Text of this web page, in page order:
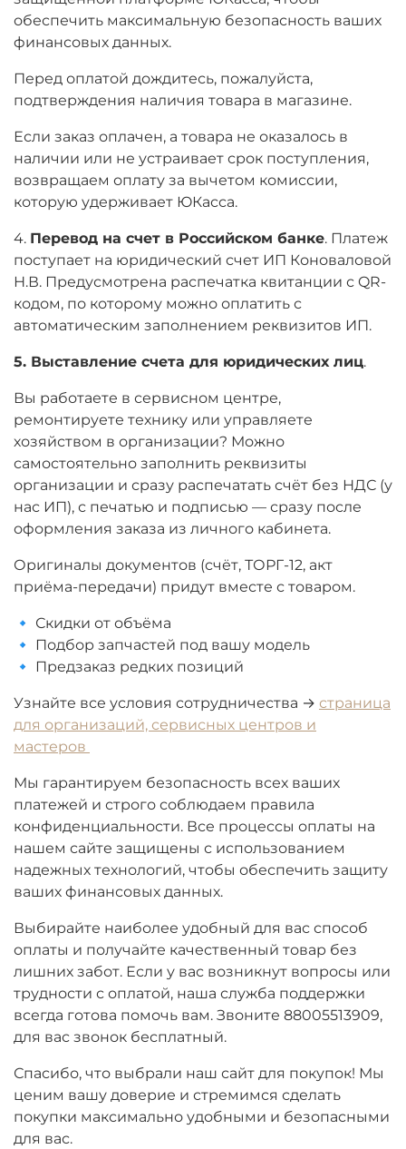
обеспечить максимальную безопасность ваших
финансовых данных.
Перед оплатой дождитесь, пожалуйста,
подтверждения наличия товара в магазине.
Если заказ оплачен, а товара не оказалось в
наличии или не устраивает срок поступления,
возвращаем оплату за вычетом комиссии,
которую удерживает ЮКасса.
4. Перевод на счет в Российском банке. Платеж
поступает на юридический счет ИП Коноваловой
Н.В. Предусмотрена распечатка квитанции с QR-
кодом, по которому можно оплатить с
автоматическим заполнением реквизитов ИП.
5. Выставление счета для юридических лиц.
Вы работаете в сервисном центре,
ремонтируете технику или управляете
хозяйством в организации? Можно
самостоятельно заполнить реквизиты
организации и сразу распечатать счёт без НДС (у
нас ИП), с печатью и подписью — сразу после
оформления заказа из личного кабинета.
Оригиналы документов (счёт, ТОРГ-12, акт
приёма-передачи) придут вместе с товаром.
🔹 Скидки от объёма
🔹 Подбор запчастей под вашу модель
🔹 Предзаказ редких позиций
Узнайте все условия сотрудничества → страница
для организаций, сервисных центров и
мастеров
Мы гарантируем безопасность всех ваших
платежей и строго соблюдаем правила
конфиденциальности. Все процессы оплаты на
нашем сайте защищены с использованием
надежных технологий, чтобы обеспечить защиту
ваших финансовых данных.
Выбирайте наиболее удобный для вас способ
оплаты и получайте качественный товар без
лишних забот. Если у вас возникнут вопросы или
трудности с оплатой, наша служба поддержки
всегда готова помочь вам. Звоните 88005513909,
для вас звонок бесплатный.
Спасибо, что выбрали наш сайт для покупок! Мы
ценим вашу доверие и стремимся сделать
покупки максимально удобными и безопасными
для вас.